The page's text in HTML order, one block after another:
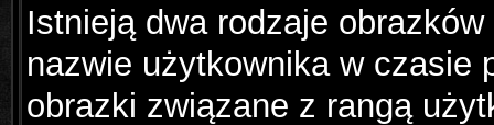
Istnieją dwa rodzaje
nazwie użytkownika w czasie
obrazki związane z rangą